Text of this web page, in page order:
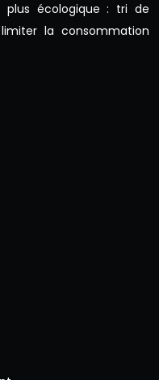
écologique : tri de
la consommation